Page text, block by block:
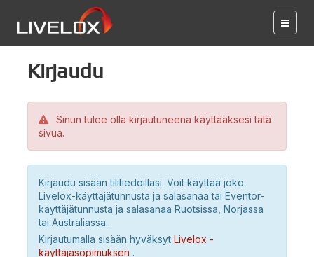
Kirjaudu
Sinun tulee olla kirjautuneena käyttääksesi tätä
sivua.
Kirjaudu sisään tilitiedoillasi. Voit käyttää joko
Livelox-käyttäjätunnusta ja salasanaa tai Eventor-
käyttäjätunnusta ja salasanaa Ruotsissa, Norjassa
tai Australiassa..
Kirjautumalla sisään hyväksyt Livelox -
käyttäjäsopimuksen .